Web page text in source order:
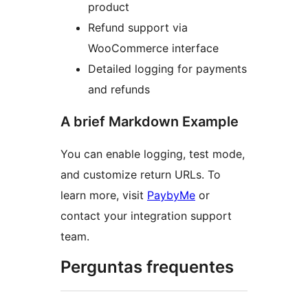
product
Refund support via
WooCommerce interface
Detailed logging for payments
and refunds
A brief Markdown Example
You can enable logging, test mode,
and customize return URLs. To
learn more, visit PaybyMe or
contact your integration support
team.
Perguntas frequentes